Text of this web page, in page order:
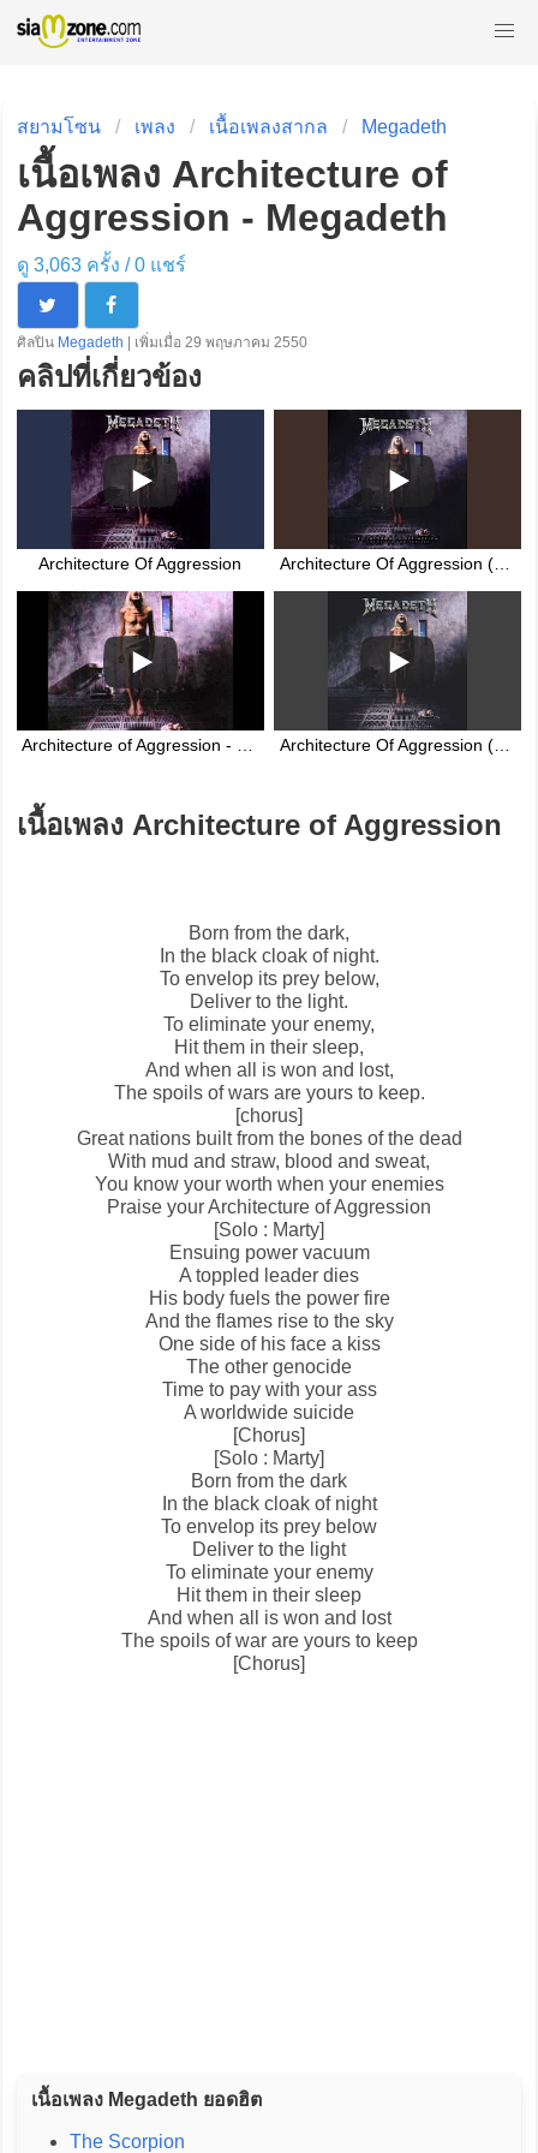
สยามโซน เพลง เนื้อเพลงสากล Megadeth
เนื้อเพลง Architecture of
Aggression - Megadeth
ดู 3,063 ครั้ง /0แชร์
ศิลปิน Megadeth | เพิ่มเมื่อ 29 พฤษภาคม 2550
คลิปที่เกี่ยวข้อง
Architecture Of Aggression Architecture Of Aggression (Remastered/2012)
Architecture of Aggression - Megadeth (original version) Architecture Of Aggression (1992 Mix Remaster)
เนื้อเพลง Architecture of Aggression
Born from the dark,
In the black cloak of night.
To envelop its prey below,
Deliver to the light.
To eliminate your enemy,
Hit them in their sleep,
And when all is won and lost,
The spoils of wars are yours to keep.
[chorus]
Great nations built from the bones of the dead
With mud and straw, blood and sweat,
You know your worth when your enemies
Praise yourArchitecture of Aggression
[Solo : Marty]
Ensuing power vacuum
A toppled leader dies
His body fuels the power fire
And the flames rise to the sky
One side of his face a kiss
The other genocide
Time to pay with your ass
A worldwide suicide
[Chorus]
[Solo : Marty]
Born from the dark
In the black cloak of night
To envelop its prey below
Deliver to the light
To eliminate your enemy
Hit them in their sleep
And when all is won and lost
The spoils of war are yours to keep
[Chorus]
เนื้อเพลง Megadeth ยอดฮิต
The Scorpion